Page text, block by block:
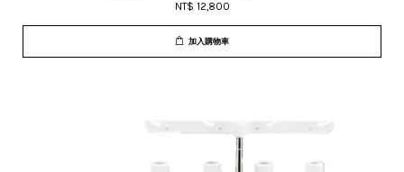
NT$ 12,800
加入購物車